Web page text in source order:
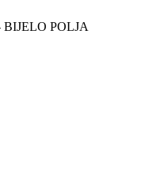
POLJA